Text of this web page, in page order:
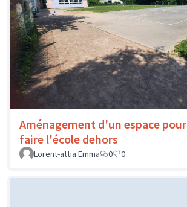
Aménagement d'un espace pour
faire l'école dehors
Lorent-attia Emma
0 0